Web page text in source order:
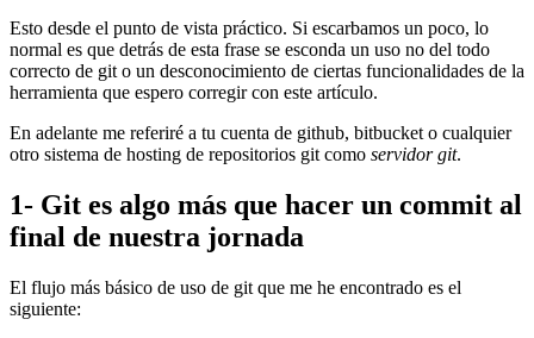
Esto desde el punto de vista práctico. Si escarbamos un poco, lo
normal es que detrás de esta frase se esconda un uso no del todo
correcto de git o un desconocimiento de ciertas funcionalidades de la
herramienta que espero corregir con este artículo.
En adelante me referiré a tu cuenta de github, bitbucket o cualquier
otro sistema de hosting de repositorios git como servidor git.
1- Git es algo más que hacer un commit al
final de nuestra jornada
El flujo más básico de uso de git que me he encontrado es el
siguiente: